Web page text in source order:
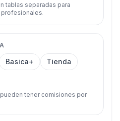
tablas separadas para
Basica+
Tienda
tener comisiones por